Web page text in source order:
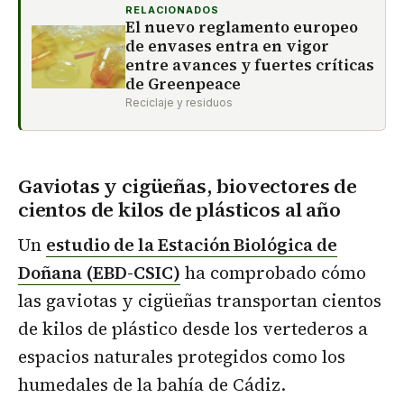
RELACIONADOS
El nuevo reglamento europeo
de envases entra en vigor
entre avances y fuertes críticas
de Greenpeace
Reciclaje y residuos
Gaviotas y cigüeñas, biovectores de
cientos de kilos de plásticos alaño
Un estudio de la Estación Biológica de
Doñana (EBD-CSIC) ha comprobado cómo
las gaviotas y cigüeñas transportan cientos
de kilos de plástico desde los vertederos a
espacios naturales protegidos como los
humedales de la bahía de Cádiz.